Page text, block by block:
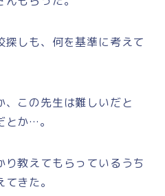
探しも、何を基準に考えて
、この先生は難しいだと
とか…。
教えてもらっているうち
きた。